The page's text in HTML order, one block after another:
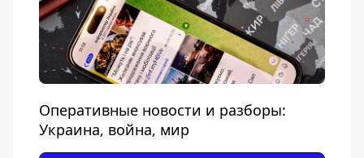
Оперативные новости и разборы:
Украина, война, мир